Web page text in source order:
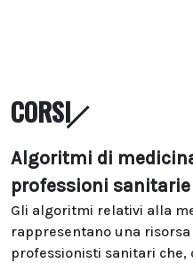
CORSI
Algoritmi di
professioni sanitarie
Gli algoritmi relativi alla
rappresentano una
professionisti sanitari